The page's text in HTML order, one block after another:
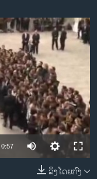
available
0:57
ລິງໂດຍກົງ